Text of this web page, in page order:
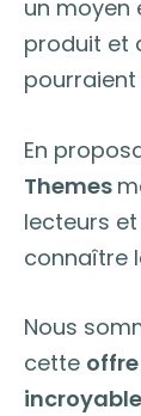
un moyen
produit et
En
Themes
lecteurs
connaître
Nous
cette
incroyable